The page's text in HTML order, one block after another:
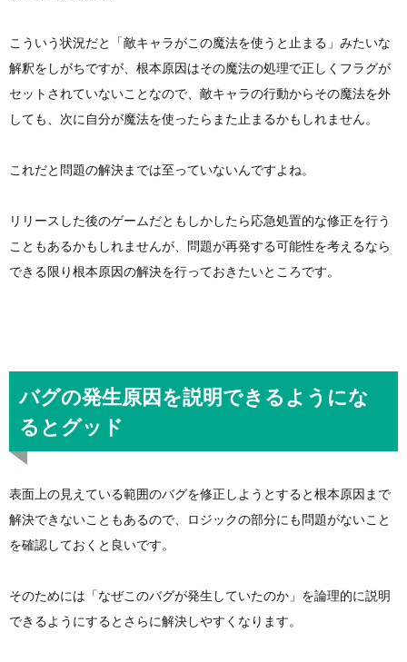
こういう状況だと「敵キャラがこの魔法を使うと止まる」みたいな
解釈をしがちですが、根本原因はその魔法の処理で正しくフラグが
セットされていないことなので、敵キャラの行動からその魔法を外
しても、次に自分が魔法を使ったらまた止まるかもしれません。
これだと問題の解決までは至っていないんですよね。
リリースした後のゲームだともしかしたら応急処置的な修正を行う
こともあるかもしれませんが、問題が再発する可能性を考えるなら
できる限り根本原因の解決を行っておきたいところです。
バグの発生原因を説明できるようにな
るとグッド
表面上の見えている範囲のバグを修正しようとすると根本原因まで
解決できないこともあるので、ロジックの部分にも問題がないこと
を確認しておくと良いです。
そのためには「なぜこのバグが発生していたのか」を論理的に説明
できるようにするとさらに解決しやすくなります。